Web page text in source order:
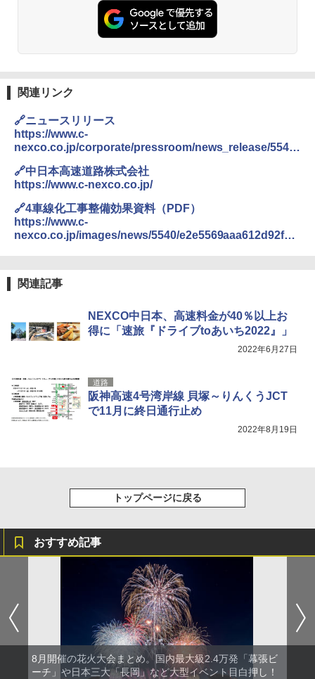
￥14,800
￥6,459
熊撃退スプレー 熊よけスプレー 熊スプレー
【日本企業販売】超強力クマ対策スプレー 30
0ml（連続噴射30秒）110ml（連続噴射15
秒）射程5～10m 安全ロック搭載 携帯収納袋
付き ヒグマ・イノシシ対策 自治体・教育機
関の購入実績 登山・キャンプ・アウトドア・
防災用品 長期保存可能 緊急時用 日本国内発
着替えテント トイレテント 透けない【換気
通気窓付き】収納袋付き UVカット 防水 防災
関連リンク
🔗ニュースリリース
https://www.c-
nexco.co.jp/corporate/pressroom/news_release/5540.
🔗中日本高速道路株式会社
https://www.c-nexco.co.jp/
🔗4車線化工事整備効果資料（PDF）
https://www.c-
nexco.co.jp/images/news/5540/e2e5569aaa612d92fe6
関連記事
NEXCO中日本、高速料金が40％以上お
得に「速旅『ドライブtoあいち2022』」
2022年6月27日
道路
阪神高速4号湾岸線 貝塚～りんくうJCT
で11月に終日通行止め
2022年8月19日
トップページに戻る
おすすめ記事
8月開催の花火大会まとめ。国内最大級2.4万発「幕張ビ
ーチ」や日本三大「長岡」など大型イベント目白押し！